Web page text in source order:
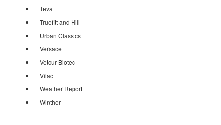
Teva
Truefitt and Hill
Urban Classics
Versace
Vetcur Biotec
Vilac
Weather Report
Winther